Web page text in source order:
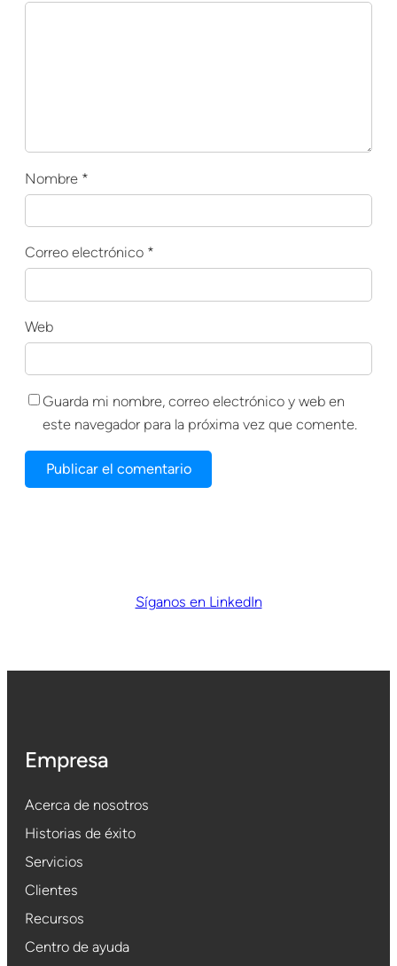
Nombre *
Correo electrónico *
Web
Guarda mi nombre, correo electrónico y web en
este navegador para la próxima vez que comente.
Síganos en LinkedIn
Empresa
Acerca de nosotros
Historias de éxito
Servicios
Clientes
Recursos
Centro de ayuda